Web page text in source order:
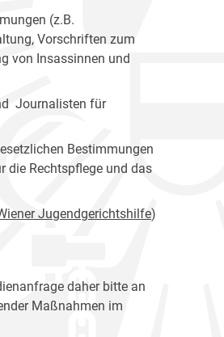
(z.B.
Vorschriften zum
von Insassinnen und
Journalisten für
Bestimmungen
die Rechtspflege und das
Jugendgerichtshilfe)
daher bitte an
Maßnahmen im